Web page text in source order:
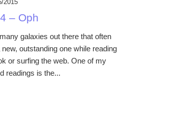
2015
– Oph
galaxies out there that often
outstanding one while reading
or surfing the web. One of my
readings is the...